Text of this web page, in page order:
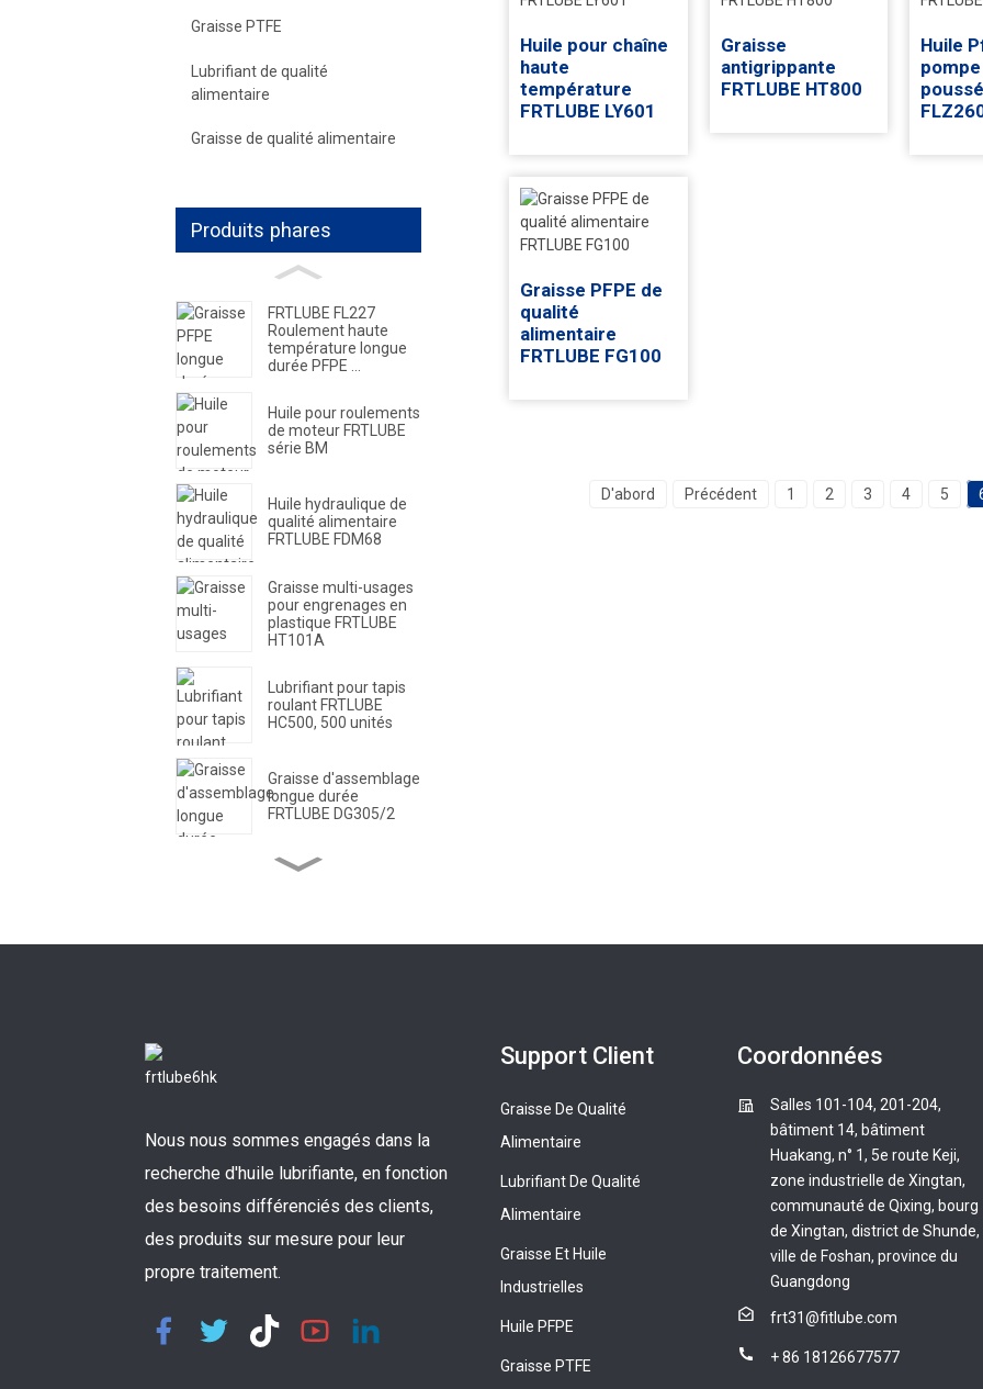
Graisse PTFE
Lubrifiant de qualité
alimentaire
Graisse de qualité alimentaire
Produits phares
FRTLUBE FL227
Roulement haute
température longue
durée PFPE ...
Huile pour roulements
de moteur FRTLUBE
série BM
Huile hydraulique de
qualité alimentaire
FRTLUBE FDM68
Graisse multi-usages
pour engrenages en
plastique FRTLUBE
HT101A
Lubrifiant pour tapis
roulant FRTLUBE
HC500, 500 unités
Graisse d'assemblage
longue durée
FRTLUBE DG305/2
Graisse pour
Graisse silicone PTFE
de qualité alimentaire
FRTLUBE SG701
Huile pour chaîne
haute
température
FRTLUBE LY601
Graisse
antigrippante
FRTLUBE HT800
Huile
Graisse PFPE de
qualité
alimentaire
FRTLUBE FG100
D'abord Précédent 1 2 3 4 5
Nous nous sommes engagés dans la
recherche d'huile lubrifiante, en fonction
des besoins différenciés des clients,
des produits sur mesure pour leur
propre traitement.
Support Client
Graisse De Qualité
Alimentaire
Lubrifiant De Qualité
Alimentaire
Graisse Et Huile
Industrielles
Huile PFPE
Graisse PTFE
Coordonnées
Salles 101-104, 201-204,
bâtiment 14, bâtiment
Huakang, n° 1, 5e route Keji,
zone industrielle de Xingtan,
communauté de Qixing, bourg
de Xingtan, district de Shunde,
ville de Foshan, province du
Guangdong
frt31@fitlube.com
+ 86 18126677577